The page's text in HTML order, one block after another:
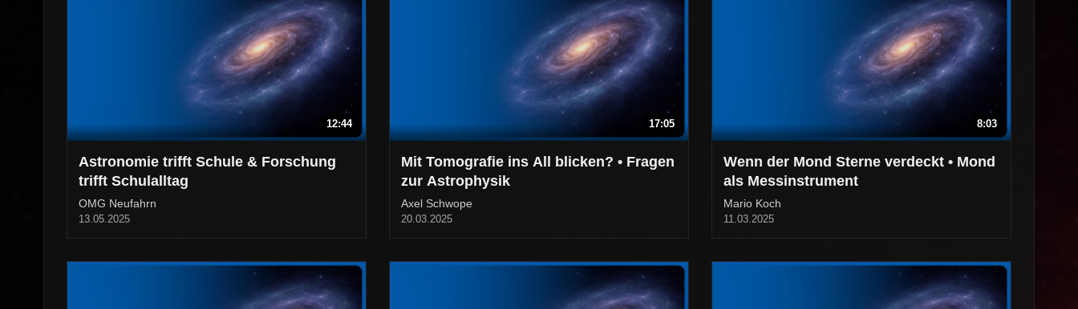
12:44
Astronomie trifft Schule & Forschung
trifft Schulalltag
OMG Neufahrn
13.05.2025
17:05
Mit Tomografie ins All blicken? • Fragen
zur Astrophysik
Axel Schwope
20.03.2025
8:03
Wenn der Mond Sterne verdeckt • Mond
als Messinstrument
Mario Koch
11.03.2025